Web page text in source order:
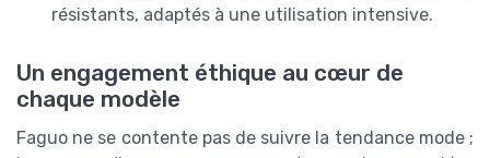
résistants, adaptés à une utilisation intensive.
Un engagement éthique au cœur de
chaque modèle
Faguo ne se contente pas de suivre la tendance mode ;